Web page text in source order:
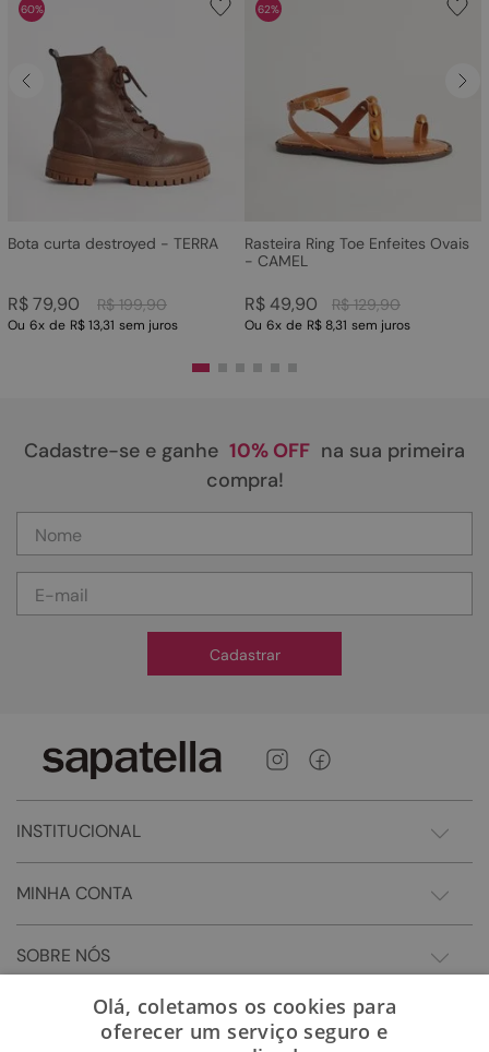
60%
Bota curta destroyed - TERRA
R$ 199,90
R$79,90
Ou 6x de R$ 13,31 sem juros
62%
Rasteira Ring Toe Enfeites Ovais
- CAMEL
R$ 129,90
R$49,90
Ou 6x de R$ 8,31 sem juros
Cadastre-se e ganhe 10% OFF na sua primeira
compra!
Cadastrar
INSTITUCIONAL
MINHA CONTA
SOBRE NÓS
Olá, coletamos os cookies para
oferecer um serviço seguro e